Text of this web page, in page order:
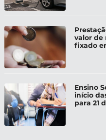
valor de
fixado
Ensino
início
para 21